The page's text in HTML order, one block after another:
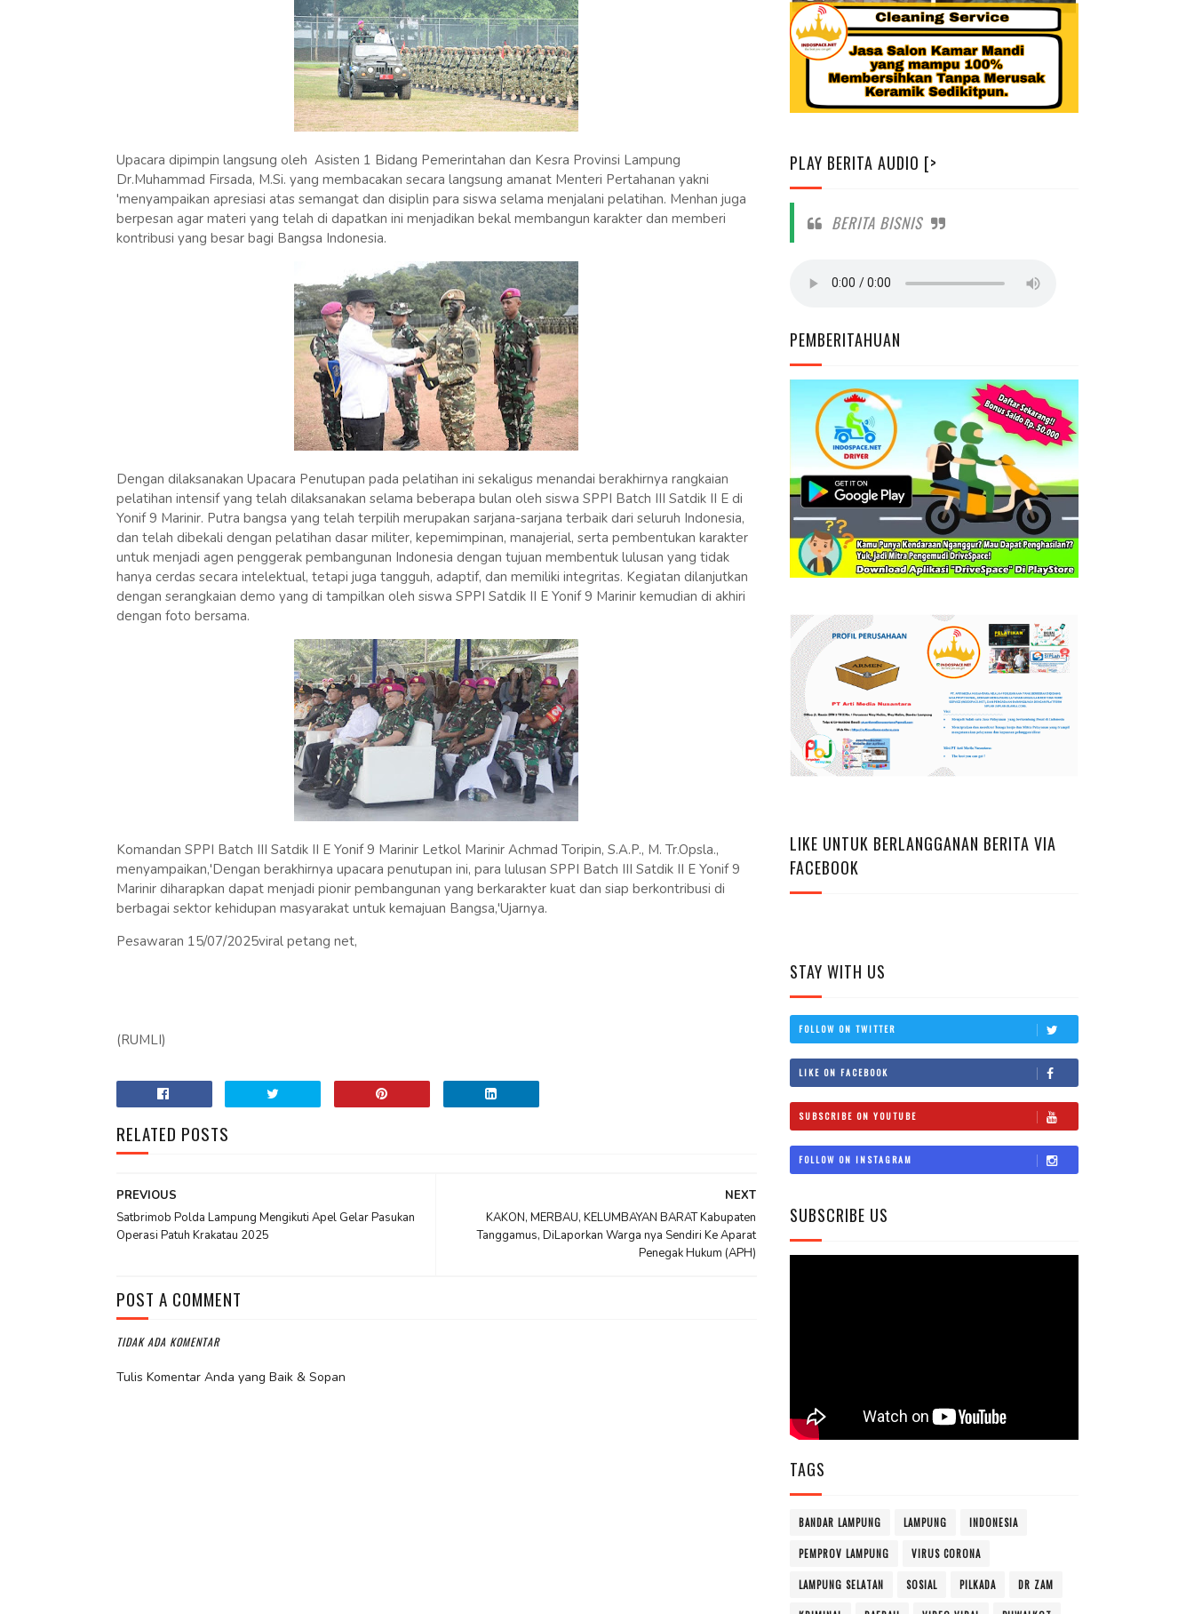
Upacara dipimpin langsung oleh Asisten 1 Bidang Pemerintahan dan Kesra Provinsi Lampung
Dr.Muhammad Firsada, M.Si. yang membacakan secara langsung amanat Menteri Pertahanan yakni
'menyampaikan apresiasi atas semangat dan disiplin para siswa selama menjalani pelatihan. Menhan juga
berpesan agar materi yang telah di dapatkan ini menjadikan bekal membangun karakter dan memberi
kontribusi yang besar bagi Bangsa Indonesia.
Dengan dilaksanakan Upacara Penutupan pada pelatihan ini sekaligus menandai berakhirnya rangkaian
pelatihan intensif yang telah dilaksanakan selama beberapa bulan oleh siswa SPPI Batch III Satdik II E di
Yonif 9 Marinir. Putra bangsa yang telah terpilih merupakan sarjana-sarjana terbaik dari seluruh Indonesia,
dan telah dibekali dengan pelatihan dasar militer, kepemimpinan, manajerial, serta pembentukan karakter
untuk menjadi agen penggerak pembangunan Indonesia dengan tujuan membentuk lulusan yang tidak
hanya cerdas secara intelektual, tetapi juga tangguh, adaptif, dan memiliki integritas. Kegiatan dilanjutkan
dengan serangkaian demo yang di tampilkan oleh siswa SPPI Satdik II E Yonif 9 Marinir kemudian di akhiri
dengan foto bersama.
Komandan SPPI Batch III Satdik II E Yonif 9 Marinir Letkol Marinir Achmad Toripin, S.A.P., M. Tr.Opsla.,
menyampaikan,'Dengan berakhirnya upacara penutupan ini, para lulusan SPPI Batch III Satdik II E Yonif 9
Marinir diharapkan dapat menjadi pionir pembangunan yang berkarakter kuat dan siap berkontribusi di
berbagai sektor kehidupan masyarakat untuk kemajuan Bangsa,'Ujarnya.
Pesawaran 15/07/2025viral petang net,
(RUMLI)
RELATED POSTS
NEXT
KAKON, MERBAU, KELUMBAYAN BARAT Kabupaten
Tanggamus, DiLaporkan Warga nya Sendiri Ke Aparat
Penegak Hukum (APH)
PREVIOUS
Satbrimob Polda Lampung Mengikuti Apel Gelar Pasukan
Operasi Patuh Krakatau 2025
POST A COMMENT
TIDAK ADA KOMENTAR
Tulis Komentar Anda yang Baik & Sopan
PLAY BERITA AUDIO [>
BERITA BISNIS
PEMBERITAHUAN
LIKE UNTUK BERLANGGANAN BERITA VIA
FACEBOOK
STAY WITH US
FOLLOW ON TWITTER
LIKE ON FACEBOOK
SUBSCRIBE ON YOUTUBE
FOLLOW ON INSTAGRAM
SUBSCRIBE US
TAGS
BANDAR LAMPUNG LAMPUNG INDONESIA
PEMPROV LAMPUNG VIRUS CORONA
LAMPUNG SELATAN SOSIAL PILKADA DR ZAM